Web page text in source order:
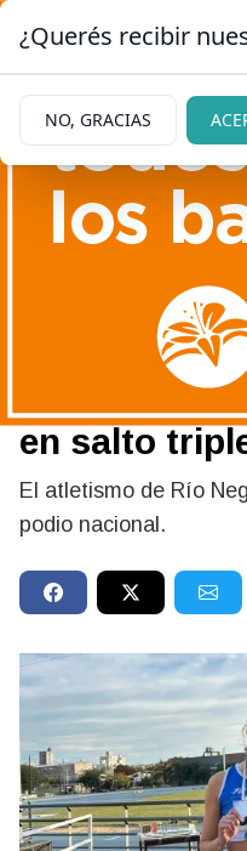
Orgullo
en salto
El atletismo de Río
podio nacional.
¿Querés recibir
NO, GRACIAS